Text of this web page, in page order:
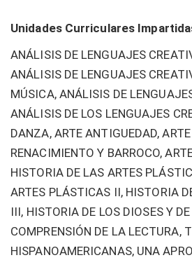
Unidades Curriculares
ANÁLISIS DE LENGUAJES
ANÁLISIS DE LENGUAJES
MÚSICA, ANÁLISIS DE
ANÁLISIS DE LOS LENGUAJES
DANZA, ARTE ANTIGUEDAD,
RENACIMIENTO Y BARROCO,
HISTORIA DE LAS ARTES
ARTES PLÁSTICAS II, HISTORIA
III, HISTORIA DE LOS DIOSES Y
COMPRENSIÓN DE LA LECTURA,
HISPANOAMERICANAS, UNA